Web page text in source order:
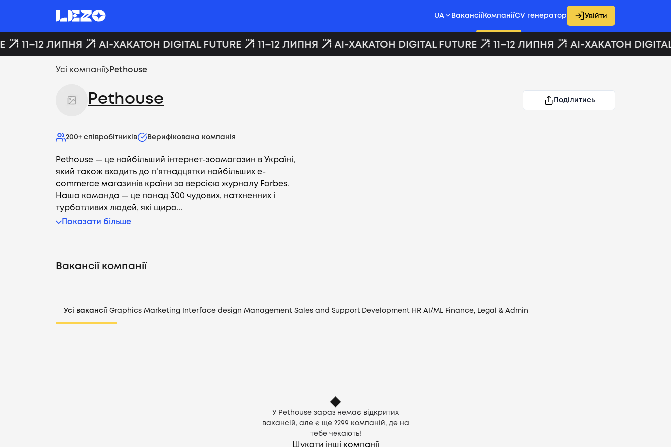
Увійти
UA Вакансії КомпаніїCV генератор Увійти
11–12 ЛИПНЯ AI-ХАКАТОН DIGITAL FUTURE 11–12 ЛИПНЯ AI-ХАКАТОН DIGITAL FUTURE 11–12 ЛИПНЯ AI-ХАКАТОН DIGITAL
Усі компанії Pethouse
Pethouse Поділитись
200+ співробітників Верифікована компанія
Pethouse — це найбільший інтернет-зоомагазин в Україні,
який також входить до п’ятнадцятки найбільших e-
commerce магазинів країни за версією журналу Forbes.
Наша команда — це понад 300 чудових, натхненних і
турботливих людей, які щиро...
Показати більше
Вакансії компанії
Усі вакансії Graphics Marketing Interface design Management Sales and Support Development HR AI/ML Finance, Legal & Admin
У Pethouse зараз немає відкритих
вакансій, але є ще 2299 компаній, де на
тебе чекають!
Шукати інші компанії